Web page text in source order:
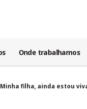
Onde trabalhamos
filha, ainda estou